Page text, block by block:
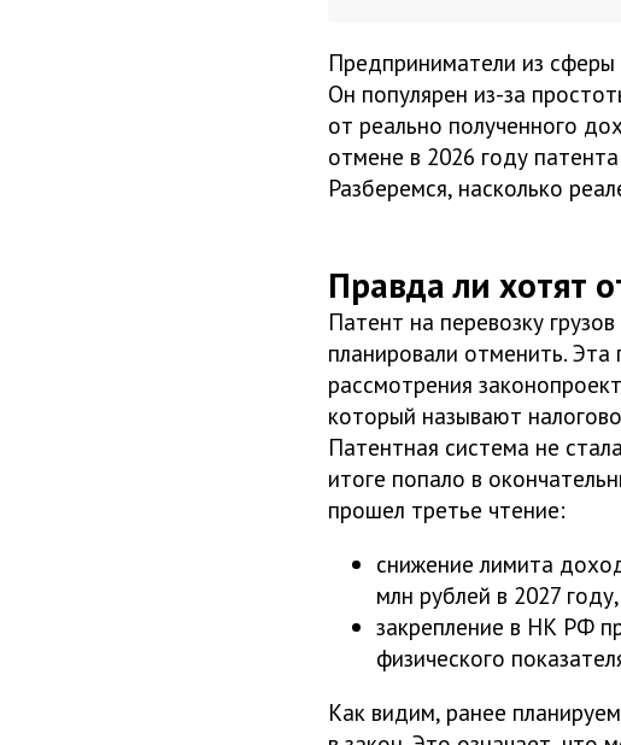
Предприниматели из
Он популярен из-за
от реально полученного
отмене в 2026 году
Разберемся, насколько
Правда ли хотят
Патент на перевозку
планировали отменить.
рассмотрения
который называют
Патентная система не
итоге попало в
прошел третье чтение:
снижение лимита
млн рублей в 2027
закрепление в НК РФ
физического
Как видим, ранее